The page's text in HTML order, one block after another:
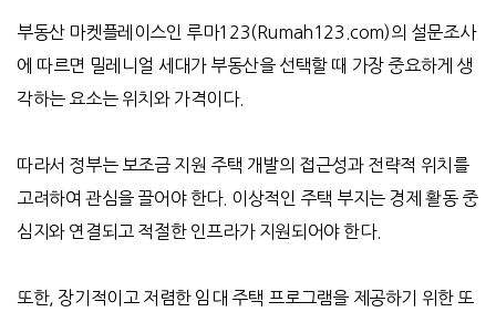
부동산 마켓플레이스인 루마123(Rumah123.com)의 설문조사
에 따르면 밀레니얼 세대가 부동산을 선택할 때 가장 중요하게 생
각하는 요소는 위치와 가격이다.
따라서 정부는 보조금 지원 주택 개발의 접근성과 전략적 위치를
고려하여 관심을 끌어야 한다. 이상적인 주택 부지는 경제 활동 중
심지와 연결되고 적절한 인프라가 지원되어야 한다.
또한,장기적이고 저렴한 임대 주택 프로그램을 제공하기 위한 또